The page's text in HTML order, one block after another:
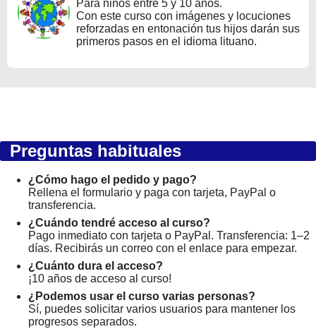
Para niños entre 5 y 10 años.
Con este curso con imágenes y locuciones
reforzadas en entonación tus hijos darán sus
primeros pasos en el idioma lituano.
Preguntas habituales
¿Cómo hago el pedido y pago?
Rellena el formulario y paga con tarjeta, PayPal o
transferencia.
¿Cuándo tendré acceso al curso?
Pago inmediato con tarjeta o PayPal. Transferencia: 1–2
días. Recibirás un correo con el enlace para empezar.
¿Cuánto dura el acceso?
¡10 años de acceso al curso!
¿Podemos usar el curso varias personas?
Sí, puedes solicitar varios usuarios para mantener los
progresos separados.